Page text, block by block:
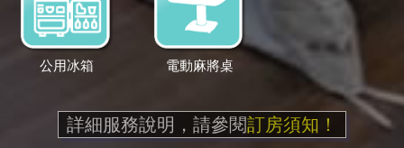
公用冰箱 電動麻將桌
詳細服務說明，請參閱訂房須知！